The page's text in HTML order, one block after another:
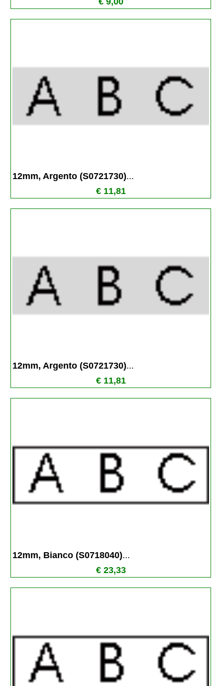
12mm, Argento (S0721730)...
€ 11,81
12mm, Argento (S0721730)...
€ 11,81
12mm, Bianco (S0718040)...
€ 23,33